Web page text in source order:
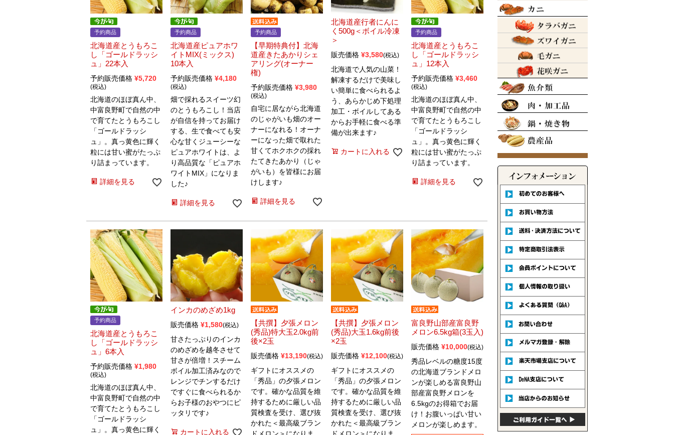
予約商品
北海道産とうもろこ
し「ゴールドラッシ
ュ」22本入
予約販売価格 ¥5,720
税込
北海道のほぼ真ん中、
中富良野町で自然の中
で育てたとうもろこし
「ゴールドラッシ
ュ」。真っ黄色に輝く
粒には甘い蜜がたっぷ
り詰まっています。
詳細を見る
予約商品
北海道産ピュアホワ
イトMIX(ミックス)
10本入
予約販売価格 ¥4,180
税込
畑で採れるスイーツ幻
のとうもろこし！当店
が自信を持ってお届け
する、生で食べても安
心な甘くジューシーな
ピュアホワイトは、よ
り高品質な「ピュアホ
ワイトMIX」になりま
した♪
詳細を見る
予約商品
【早期特典付】北海
道産きたあかりシェ
アリング(オーナー
権)
予約販売価格 ¥3,980
税込
自宅に居ながら北海道
のじゃがいも畑のオー
ナーになれる！オーナ
ーになった畑で取れた
甘くてホクホクの採れ
たてきたあかり（じゃ
がいも）を皆様にお届
けします♪
詳細を見る
北海道産行者にんに
く500g＜ボイル冷凍
＞
販売価格 ¥3,580 税込
北海道で人気の山菜！
解凍するだけで美味し
い簡単に食べられるよ
う、あらかじめ下処理
加工・ボイルしてある
からお手軽に食べる準
備が出来ます♪
カートに入れる
予約商品
北海道産とうもろこ
し「ゴールドラッシ
ュ」12本入
予約販売価格 ¥3,460
税込
北海道のほぼ真ん中、
中富良野町で自然の中
で育てたとうもろこし
「ゴールドラッシ
ュ」。真っ黄色に輝く
粒には甘い蜜がたっぷ
り詰まっています。
詳細を見る
予約商品
北海道産とうもろこ
し「ゴールドラッシ
ュ」6本入
予約販売価格 ¥1,980
税込
北海道のほぼ真ん中、
中富良野町で自然の中
で育てたとうもろこし
「ゴールドラッシ
ュ」。真っ黄色に輝く
インカのめざめ1kg
販売価格 ¥1,580 税込
甘さたっぷりのインカ
のめざめを越冬させて
甘さが倍増！スチーム
ボイル加工済みなので
レンジでチンするだけ
ですぐに食べられるか
らお子様のおやつにピ
ッタリです♪
カートに入れる
【共撰】夕張メロン
(秀品)特大玉2.0kg前
後×2玉
販売価格 ¥13,190 税込
ギフトにオススメの
「秀品」の夕張メロン
です。確かな品質を維
持するために厳しい品
質検査を受け、選び抜
かれた＜最高級ブラン
【共撰】夕張メロン
(秀品)大玉1.6kg前後
×2玉
販売価格 ¥12,100 税込
ギフトにオススメの
「秀品」の夕張メロン
です。確かな品質を維
持するために厳しい品
質検査を受け、選び抜
かれた＜最高級ブラン
富良野山部産富良野
メロン6.5kg箱(3玉入)
販売価格 ¥10,000 税込
秀品レベルの糖度15度
の北海道ブランドメロ
ンが楽しめる富良野山
部産富良野メロンを
6.5kgのお得箱でお届
け！お腹いっぱい甘い
メロンが楽しめます。